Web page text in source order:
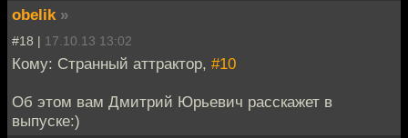
obelik »
#18 | 17.10.13 13:02
Кому: Странный аттрактор, #10
Об этом вам Дмитрий Юрьевич расскажет в
выпуске:)